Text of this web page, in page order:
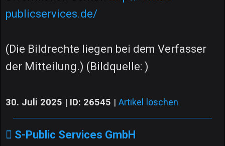
publicservices.de/
(Die Bildrechte liegen bei dem Verfasser
der Mitteilung.) (Bildquelle: )
30. Juli 2025 | ID: 26545 | Artikel löschen
S-Public Services GmbH